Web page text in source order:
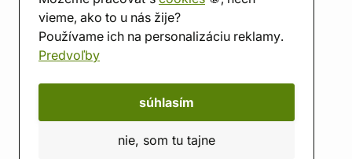
vieme, ako to u nás žije?
Používame ich na personalizáciu reklamy.
Predvoľby
súhlasím
nie, som tu tajne
Herňa
O nás
Hodnotenie obchodu